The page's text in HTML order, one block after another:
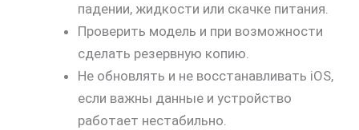
падении, жидкости или скачке питания.
Проверить модель и при возможности
сделать резервную копию.
Не обновлять и не восстанавливать iOS,
если важны данные и устройство
работает нестабильно.